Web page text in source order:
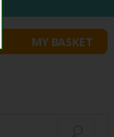
MY BASKET